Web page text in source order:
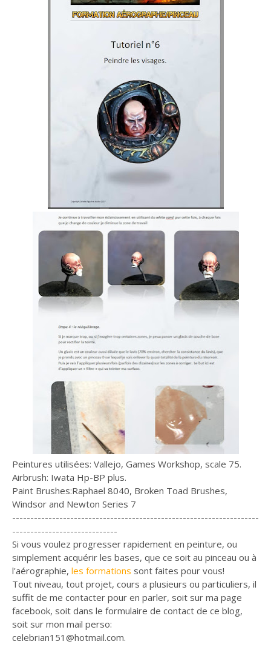
Peintures utilisées: Vallejo, Games Workshop, scale 75.
Airbrush: Iwata Hp-BP plus.
Paint Brushes:Raphael 8040, Broken Toad Brushes,
Windsor and Newton Series 7
--------------------------------------------------------------------
-----------------------------
Si vous voulez progresser rapidement en peinture, ou
simplement acquérir les bases, que ce soit au pinceau ou à
l'aérographie, les formations sont faites pour vous!
Tout niveau, tout projet, cours a plusieurs ou particuliers, il
suffit de me contacter pour en parler, soit sur ma page
facebook, soit dans le formulaire de contact de ce blog,
soit sur mon mail perso:
celebrian151@hotmail.com.